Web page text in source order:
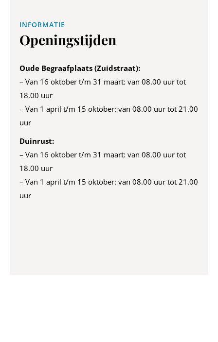
INFORMATIE
Openingstijden
Oude Begraafplaats (Zuidstraat):
– Van 16 oktober t/m 31 maart: van 08.00 uur tot
18.00 uur
– Van 1 april t/m 15 oktober: van 08.00 uur tot 21.00
uur
Duinrust:
– Van 16 oktober t/m 31 maart: van 08.00 uur tot
18.00 uur
– Van 1 april t/m 15 oktober: van 08.00 uur tot 21.00
uur